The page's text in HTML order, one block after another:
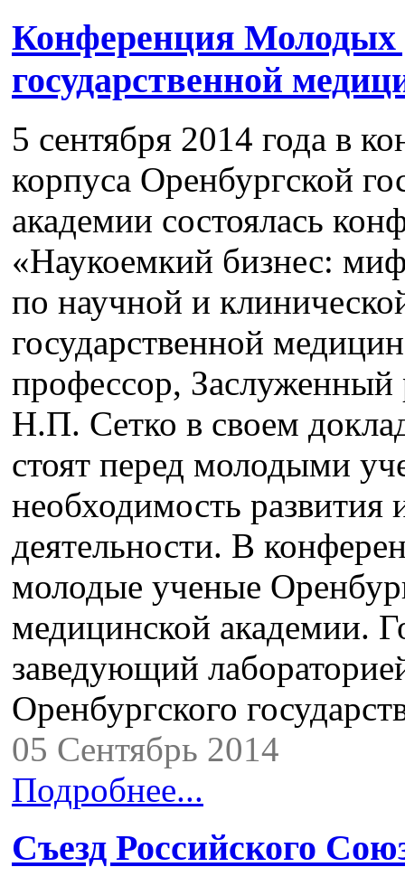
Конференция Молодых
государственной
5 сентября 2014 года в
корпуса Оренбургской
академии состоялась
«Наукоемкий бизнес:
по научной и
государственной
профессор,
Н.П. Сетко в своем
стоят перед молодыми
необходимость развития
деятельности. В
молодые ученые
медицинской академии.
заведующий
Оренбургского
05 Сентябрь 2014
Подробнее...
Съезд Российского